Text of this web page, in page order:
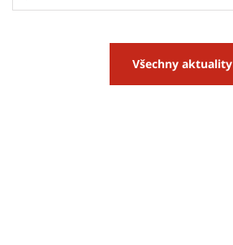
Všechny aktuality